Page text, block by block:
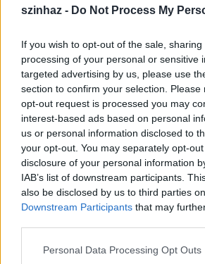
szinhaz - Do Not Process My
If you wish to opt-out of the sale,
processing of your personal or sensitive
targeted advertising by us, please use
section to confirm your selection.
opt-out request is processed you may
interest-based ads based on personal
us or personal information disclosed to
your opt-out. You may separately opt-
disclosure of your personal information
IAB’s list of downstream participants.
also be disclosed by us to third parties
Downstream Participants that may
Please note that this website/app uses
Personal Data Processing Opt Outs
Színházi esték a
A fõvárosi közönség körében
elõadásairól is ismert
Színpadon augusztusban a
Tatabányai Jászai Mari Színház
stúdió elõadásaival folytatódik a
Fesztivál.